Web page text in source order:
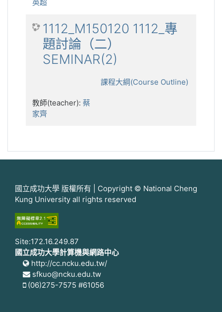
英超
1112_M150120 1112_專
題討論（二）
SEMINAR(2)
課程大綱(Course Outline)
教師(teacher): 蔡
家齊
國立成功大學 版權所有 | Copyright © National Cheng
Kung University all rights reserved
Site:172.16.249.87
國立成功大學計算機與網路中心
http://cc.ncku.edu.tw/
sfkuo@ncku.edu.tw
(06)275-7575 #61056